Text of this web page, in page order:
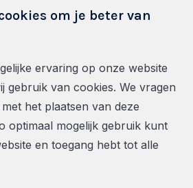
om je beter van
ervaring op onze website
gebruik van cookies. We vragen
het plaatsen van deze
optimaal mogelijk gebruik kunt
en toegang hebt tot alle